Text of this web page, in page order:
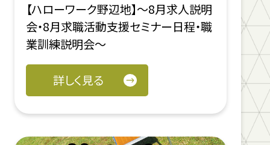
【ハローワーク野辺地】～8月求人説明
会・8月求職活動支援セミナー日程・職
業訓練説明会～
詳しく見る